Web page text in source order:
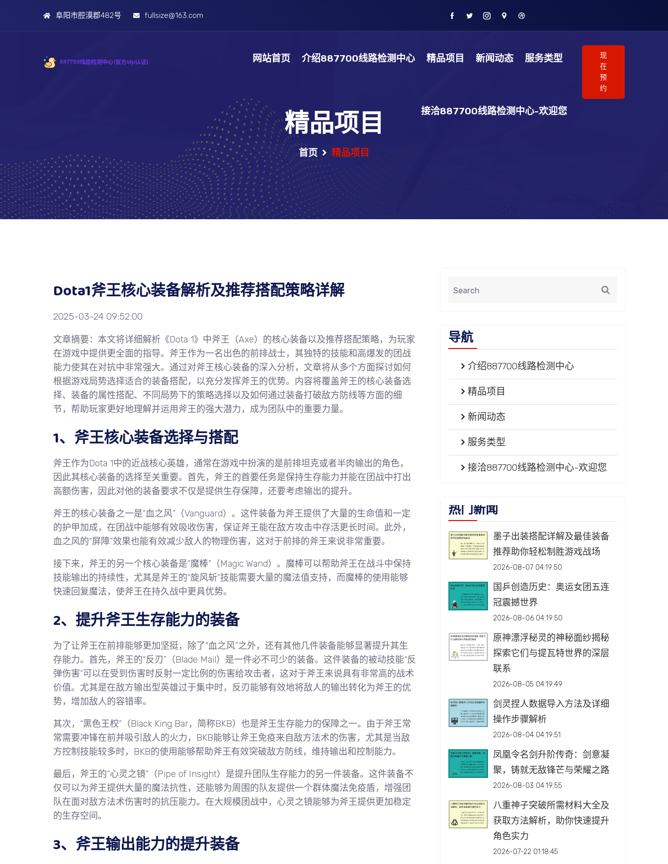
阜阳市腔漠郡482号 fullsize@163.com
网站首页 介绍887700线路检测中心 精品项目 新闻动态 服务类型
接洽887700线路检测中心-欢迎您
现
在
预
约
精品项目
首页 精品项目
Dota1斧王核心装备解析及推荐搭配策略详解
2025-03-24 09:52:00
文章摘要：本文将详细解析《Dota 1》中斧王（Axe）的核心装备以及推荐搭配策略，为玩家
在游戏中提供更全面的指导。斧王作为一名出色的前排战士，其独特的技能和高爆发的团战
能力使其在对抗中非常强大。通过对斧王核心装备的深入分析，文章将从多个方面探讨如何
根据游戏局势选择适合的装备搭配，以充分发挥斧王的优势。内容将覆盖斧王的核心装备选
择、装备的属性搭配、不同局势下的策略选择以及如何通过装备打破敌方防线等方面的细
节，帮助玩家更好地理解并运用斧王的强大潜力，成为团队中的重要力量。
1、斧王核心装备选择与搭配
斧王作为Dota 1中的近战核心英雄，通常在游戏中扮演的是前排坦克或者半肉输出的角色，
因此其核心装备的选择至关重要。首先，斧王的首要任务是保持生存能力并能在团战中打出
高额伤害，因此对他的装备要求不仅是提供生存保障，还要考虑输出的提升。
斧王的核心装备之一是“血之风”（Vanguard）。这件装备为斧王提供了大量的生命值和一定
的护甲加成，在团战中能够有效吸收伤害，保证斧王能在敌方攻击中存活更长时间。此外，
血之风的“屏障”效果也能有效减少敌人的物理伤害，这对于前排的斧王来说非常重要。
接下来，斧王的另一个核心装备是“魔棒”（Magic Wand）。魔棒可以帮助斧王在战斗中保持
技能输出的持续性，尤其是斧王的“旋风斩”技能需要大量的魔法值支持，而魔棒的使用能够
快速回复魔法，使斧王在持久战中更具优势。
2、提升斧王生存能力的装备
为了让斧王在前排能够更加坚挺，除了“血之风”之外，还有其他几件装备能够显著提升其生
存能力。首先，斧王的“反刃”（Blade Mail）是一件必不可少的装备。这件装备的被动技能“反
弹伤害”可以在受到伤害时反射一定比例的伤害给攻击者，这对于斧王来说具有非常高的战术
价值。尤其是在敌方输出型英雄过于集中时，反刃能够有效地将敌人的输出转化为斧王的优
势，增加敌人的容错率。
其次，“黑色王权”（Black King Bar，简称BKB）也是斧王生存能力的保障之一。由于斧王常
常需要冲锋在前并吸引敌人的火力，BKB能够让斧王免疫来自敌方法术的伤害，尤其是当敌
方控制技能较多时，BKB的使用能够帮助斧王有效突破敌方防线，维持输出和控制能力。
最后，斧王的“心灵之镜”（Pipe of Insight）是提升团队生存能力的另一件装备。这件装备不
仅可以为斧王提供大量的魔法抗性，还能够为周围的队友提供一个群体魔法免疫盾，增强团
队在面对敌方法术伤害时的抗压能力。在大规模团战中，心灵之镜能够为斧王提供更加稳定
的生存空间。
3、斧王输出能力的提升装备
导航
介绍887700线路检测中心
精品项目
新闻动态
服务类型
接洽887700线路检测中心-欢迎您
热门新闻
墨子出装搭配详解及最佳装备
推荐助你轻松制胜游戏战场
2026-08-07 04:19:50
国乒创造历史：奥运女团五连
冠震撼世界
2026-08-06 04:19:50
原神漂浮秘灵的神秘面纱揭秘
探索它们与提瓦特世界的深层
联系
2026-08-05 04:19:49
剑灵捏人数据导入方法及详细
操作步骤解析
2026-08-04 04:19:51
凤凰令名剑升阶传奇：剑意凝
聚，铸就无敌锋芒与荣耀之路
2026-08-03 04:19:55
八重神子突破所需材料大全及
获取方法解析，助你快速提升
角色实力
2026-07-22 01:18:45